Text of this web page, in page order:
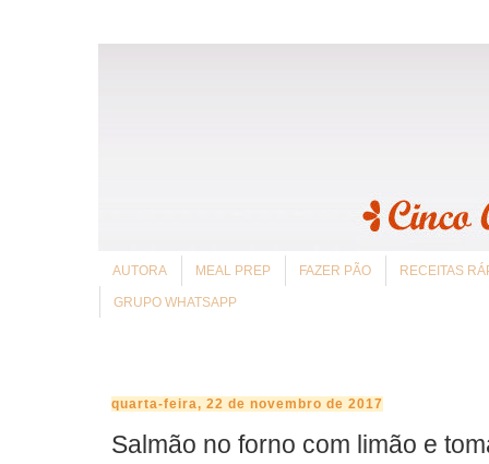
AUTORA MEAL PREP FAZER PÃO RECEITAS
GRUPO WHATSAPP
quarta-feira, 22 de novembro de 2017
Salmão no forno com limão e